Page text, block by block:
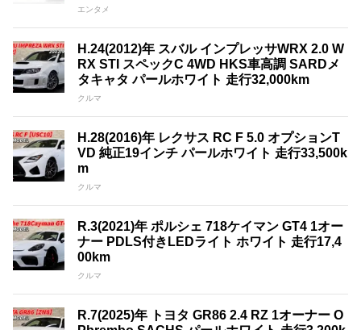
エンタメ
H.24(2012)年 スバル インプレッサWRX 2.0 W
RX STI スペックC 4WD HKS車高調 SARDメ
タキャタ パールホワイト 走行32,000km
クルマ
H.28(2016)年 レクサス RC F 5.0 オプションT
VD 純正19インチ パールホワイト 走行33,500k
m
クルマ
R.3(2021)年 ポルシェ 718ケイマン GT4 1オー
ナー PDLS付きLEDライト ホワイト 走行17,4
00km
クルマ
R.7(2025)年 トヨタ GR86 2.4 RZ 1オーナー O